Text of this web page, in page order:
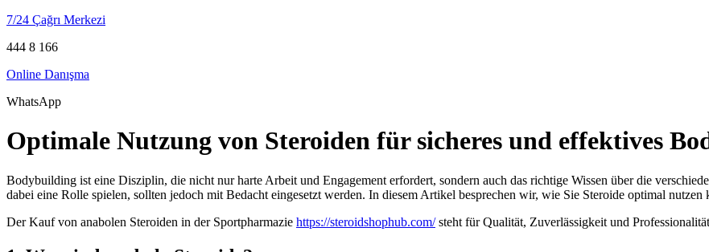
7/24 Çağrı Merkezi
444 8 166
Online Danışma
WhatsApp
Optimale Nutzung von Steroiden für sicheres und effektives
Bodybuilding ist eine Disziplin, die nicht nur harte Arbeit und Engagement erfordert, sondern auch das richtige Wissen über die
dabei eine Rolle spielen, sollten jedoch mit Bedacht eingesetzt werden. In diesem Artikel besprechen wir, wie Sie Steroide optimal
Der Kauf von anabolen Steroiden in der Sportpharmazie https://steroidshophub.com/steht für Qualität, Zuverlässigkeit und